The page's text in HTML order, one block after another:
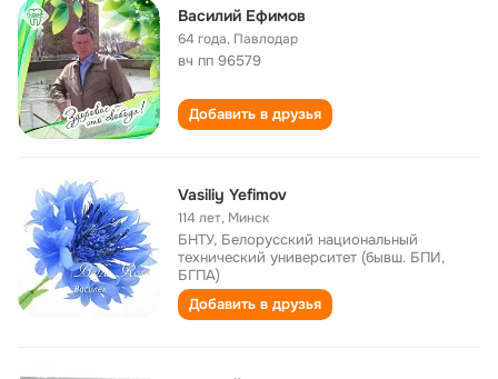
Василий Ефимов
64 года, Павлодар
вч пп 96579
Добавить в друзья
Vasiliy Yefimov
114 лет, Минск
БНТУ, Белорусский национальный
технический университет (бывш. БПИ,
БГПА)
Добавить в друзья